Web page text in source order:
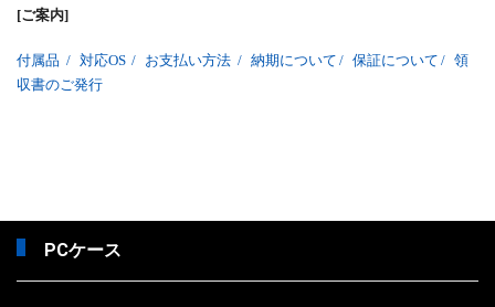
[ご案内]
付属品 / 対応OS / お支払い方法 / 納期について / 保証について / 領
収書のご発行
PCケース